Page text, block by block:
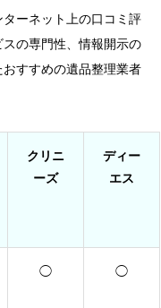
ーネット上の口コミ評
の専門性、情報開示の
すすめの遺品整理業者
クリニ
ーズ
ディー
エス
◯ ◯